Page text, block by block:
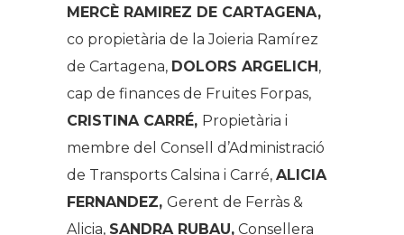
MERCÈ RAMIREZ DE CARTAGENA,
co propietària de la Joieria Ramírez
de Cartagena, DOLORS ARGELICH,
cap de finances de Fruites Forpas,
CRISTINA CARRÉ, Propietària i
membre del Consell d’Administració
de Transports Calsina i Carré, ALICIA
FERNANDEZ, Gerent de Ferràs &
Alicia, SANDRA RUBAU, Consellera